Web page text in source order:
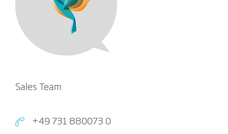
Sales Team
+49 731 880073 0